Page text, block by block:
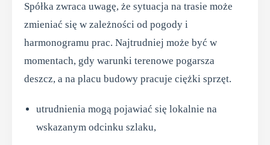
Spółka zwraca uwagę, że sytuacja na trasie może
zmieniać się w zależności od pogody i
harmonogramu prac. Najtrudniej może być w
momentach, gdy warunki terenowe pogarsza
deszcz, a na placu budowy pracuje ciężki sprzęt.
utrudnienia mogą pojawiać się lokalnie na
wskazanym odcinku szlaku,